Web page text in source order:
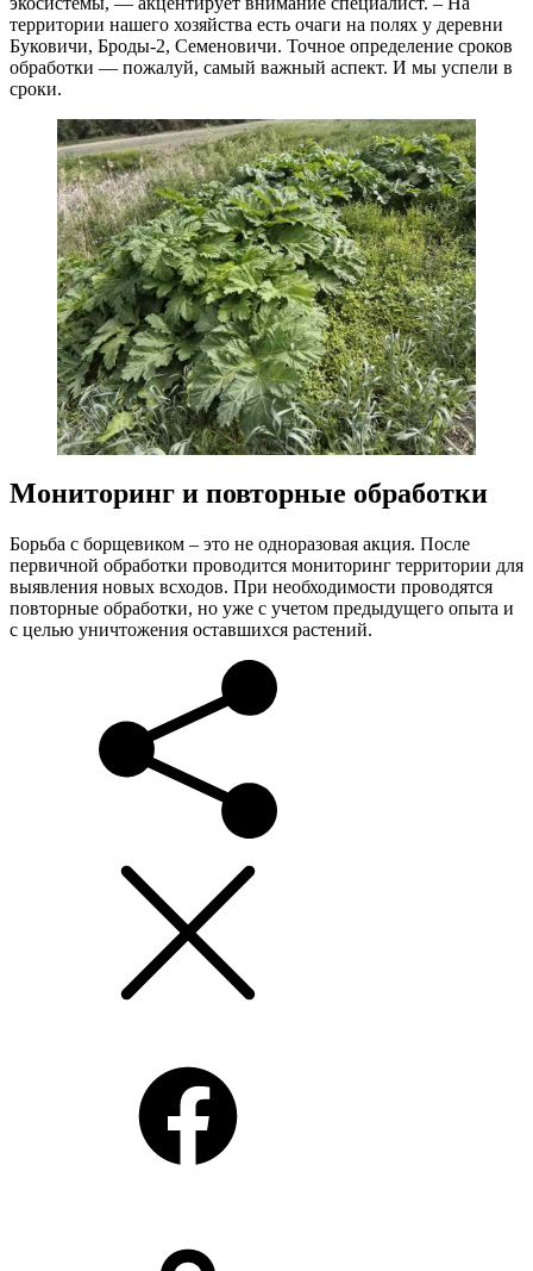
территории нашего хозяйства есть очаги на полях у деревни
Буковичи, Броды-2, Семеновичи. Точное определение сроков
обработки — пожалуй, самый важный аспект. И мы успели в
сроки.
Мониторинг и повторные обработки
Борьба с борщевиком – это не одноразовая акция. После
первичной обработки проводится мониторинг территории для
выявления новых всходов. При необходимости проводятся
повторные обработки, но уже с учетом предыдущего опыта и
с целью уничтожения оставшихся растений.